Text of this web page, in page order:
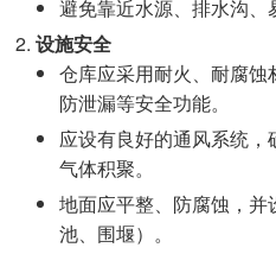
避免靠近水源、排水沟、
设施安全
仓库应采用耐火、耐腐蚀
防泄漏等安全功能。
应设有良好的通风系统
气体积聚。
地面应平整、防腐蚀，
池、围堰）。